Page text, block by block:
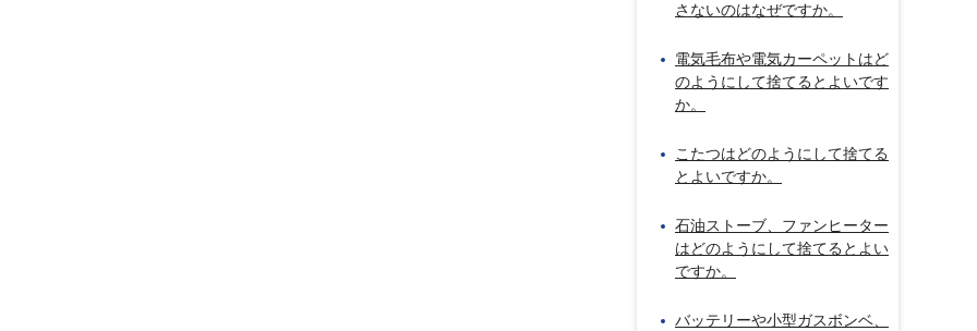
さないのはなぜですか。
電気毛布や電気カーペットはど
のようにして捨てるとよいです
か。
こたつはどのようにして捨てる
とよいですか。
石油ストーブ、ファンヒーター
はどのようにして捨てるとよい
ですか。
バッテリーや小型ガスボンベ、